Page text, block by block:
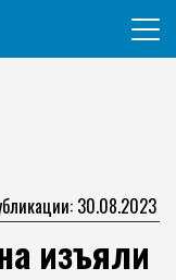
30.08.2023
изъяли